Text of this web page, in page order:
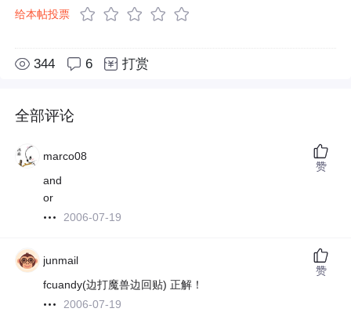
给本帖投票
344 6 打赏
全部评论
marco08
and
or
2006-07-19
赞
junmail
fcuandy(边打魔兽边回贴) 正解！
2006-07-19
赞